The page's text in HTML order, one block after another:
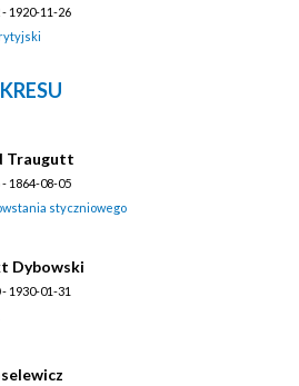
1920-11-26
Traugutt
1864-08-05
styczniowego
Dybowski
1930-01-31